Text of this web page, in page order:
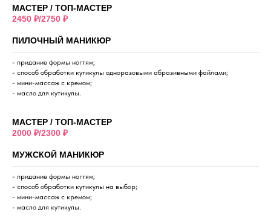
МАСТЕР / ТОП-МАСТЕР
2450 ₽/2750 ₽
ПИЛОЧНЫЙ МАНИКЮР
- придание формы ногтям;
- способ обработки кутикулы одноразовыми абразивными файлами;
- мини-массаж с кремом;
- масло для кутикулы.
МАСТЕР / ТОП-МАСТЕР
2000 ₽/2300 ₽
МУЖСКОЙ МАНИКЮР
- придание формы ногтям;
- способ обработки кутикулы на выбор;
- мини-массаж с кремом;
- масло для кутикулы.